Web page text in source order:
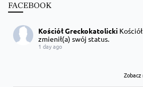
FACEBOOK
Kościół Greckokatolicki
zmienił(a) swój status.
1 day ago
Zobacz